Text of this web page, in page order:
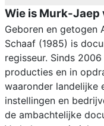
Wie is Murk-Jaep
Geboren en getogen
Schaaf (1985) is
regisseur. Sinds
producties en in
waaronder landelijke
instellingen en
de ambachtelijke